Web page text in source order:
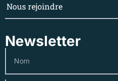
Nous rejoindre
Newsletter